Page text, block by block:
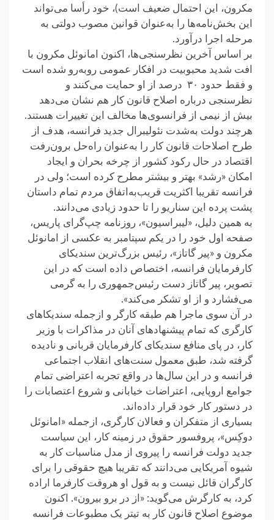
مکرون، این احتمال ضعیف است)، خود رأسا می‌تواند
این بخش‌نامه‌ها را به‌عنوان قوانین مصوب دولتی به
مرحله اجرا درآورد.
بر اساس آخرین نظرسنجی‌ها، ‌اکنون امانوئل مکرون با
افت شدید محبوبیت در افکار عمومی روبه‌رو شده است
و فقط حدود ٣٠ درصد از او حمایت می‌کنند و
نظرسنجی درباره اصلاح قانون کار هم نشان می‌دهد
بیش از نیمی از فرانسوی‌ها مخالف این تغییرات هستند.
هرچند دولت به‌شدت نئولیبرال جدید فرانسه، هدف از
طرح اصلاحات قانون کار را به‌عنوان راه‌حل برون‌رفت
اقتصاد در حال رکود کشور از چرخه بحران و ایجاد
امکان «رشد» بهتر و بیشتر مطرح کرده است؛ ولی در
فرانسه تقریبا اکثریت قریب‌به‌اتفاق مردم تمام داستان
پشت پرده این سناریو را تا حدود زیادی می‌دانند.
به‌ همین ‌دلیل، «لیبراسیون»، روزنامه چپ‌گرای پاریس،
صفحه اول خود را در یکم سپتامبر به عکسی از امانوئل
مکرون و «پیر گاتاز»، رئیس بزرگ‌ترین سندیکای
کارفرمایان فرانسه، اختصاص داده است که در این
تصویر، پیر گاتاز دست رئیس‌جمهوری را به گرمی
می‌فشارد و از او تشکر می‌کند».
در آن سوی ماجرا هم طبقه کارگر و ازجمله سندیکاهای
کارگری که تمام پیشنهادهای آنان در مذاکرات با وزیر
کار، در پای منافع سندیکای کارفرمایان قربانی و نادیده
گرفته شد، طبق معمول سنت‌های انقلاب اجتماعی
فرانسه و در این سال‌ها در واقع تجربه اعتراضی تمام
جوامع اروپایی، اعتراضات خیابانی و شروع اعتصابات را
در دستور کار خود قرار داده‌اند.
بسیاری از متفکران و فعالان کارگری، ازجمله «امانوئل
دوکِس»، پروفسور حقوق در زمینه کار، این سیاست
جدید دولت فرانسه را پیروی از مدل مناسبات کار به
شیوه آمریکایی می‌دانند که تقریبا هیچ حقوقی را برای
کارگران قائل نیست و به قول او هروقت کارفرما اراده
کرد، به کارگرش می‌گوید: «از در برو بیرون». اکنون
موضوع اصلاح قانون کار به تیتر یک مطبوعات فرانسه